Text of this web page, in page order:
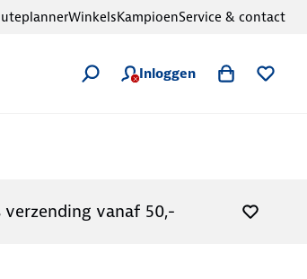
Inloggen
WinkelsKampioenService & contact
verzending vanaf 50,-